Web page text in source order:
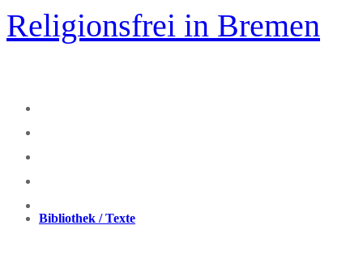
Zum
Inhalt
springen
Religionsfrei in Bremen
Bibliothek / Texte